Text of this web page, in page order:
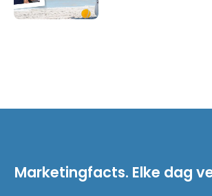
Marketingfacts. Elke dag